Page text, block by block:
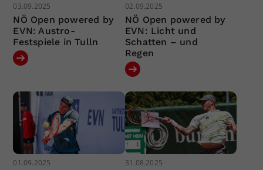
03.09.2025
NÖ Open powered by
EVN: Austro-
Festspiele in Tulln
02.09.2025
NÖ Open powered by
EVN: Licht und
Schatten – und
Regen
01.09.2025 31.08.2025